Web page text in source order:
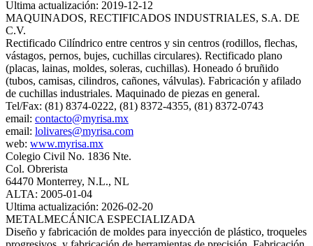
Ultima actualización: 2019-12-12
MAQUINADOS, RECTIFICADOS INDUSTRIALES, S.A. DE
C.V.
Rectificado Cilíndrico entre centros y sin centros (rodillos, flechas,
vástagos, pernos, bujes, cuchillas circulares). Rectificado plano
(placas, lainas, moldes, soleras, cuchillas). Honeado ó bruñido
(tubos, camisas, cilindros, cañones, válvulas). Fabricación y afilado
de cuchillas industriales. Maquinado de piezas en general.
Tel/Fax: (81) 8374-0222, (81) 8372-4355, (81) 8372-0743
email: contacto@myrisa.mx
email: lolivares@myrisa.com
web: www.myrisa.mx
Colegio Civil No. 1836 Nte.
Col. Obrerista
64470 Monterrey, N.L., NL
ALTA: 2005-01-04
Ultima actualización: 2026-02-20
METALMECÁNICA ESPECIALIZADA
Diseño y fabricación de moldes para inyección de plástico, troqueles